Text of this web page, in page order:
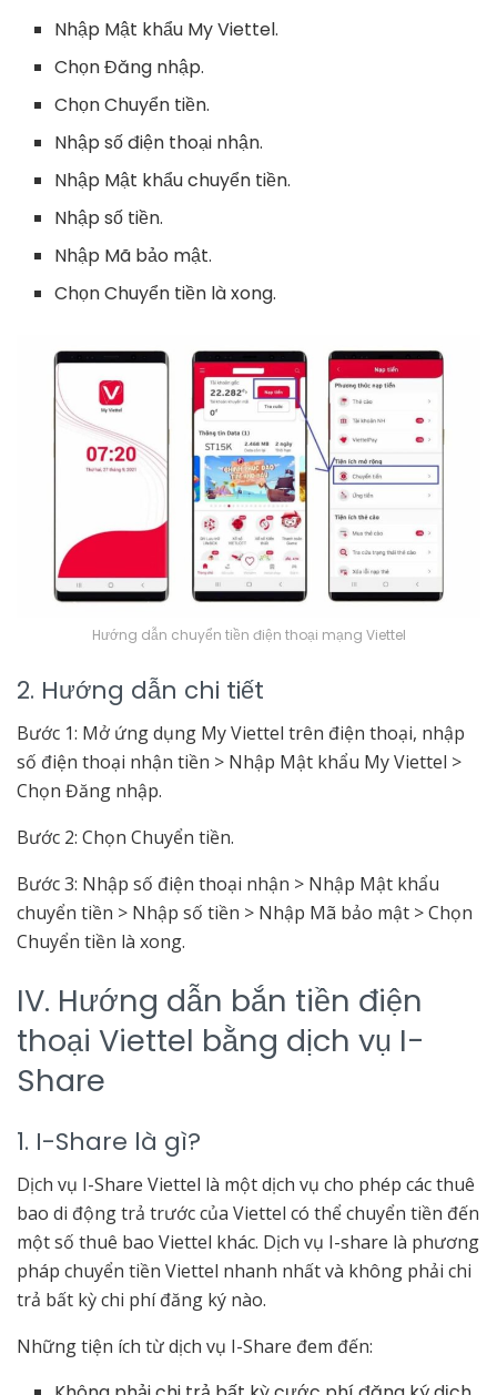
Nhập Mật khẩu My Viettel.
Chọn Đăng nhập.
Chọn Chuyển tiền.
Nhập số điện thoại nhận.
Nhập Mật khẩu chuyển tiền.
Nhập số tiền.
Nhập Mã bảo mật.
Chọn Chuyển tiền là xong.
Hướng dẫn chuyển tiền điện thoại mạng Viettel
2. Hướng dẫn chi tiết
Bước 1: Mở ứng dụng My Viettel trên điện thoại, nhập
số điện thoại nhận tiền > Nhập Mật khẩu My Viettel >
Chọn Đăng nhập.
Bước 2: Chọn Chuyển tiền.
Bước 3: Nhập số điện thoại nhận > Nhập Mật khẩu
chuyển tiền > Nhập số tiền > Nhập Mã bảo mật > Chọn
Chuyển tiền là xong.
IV. Hướng dẫn bắn tiền điện
thoại Viettel bằng dịch vụ I-
Share
1. I-Share là gì?
Dịch vụ I-Share Viettel là một dịch vụ cho phép các thuê
bao di động trả trước của Viettel có thể chuyển tiền đến
một số thuê bao Viettel khác. Dịch vụ I-share là phương
pháp chuyển tiền Viettel nhanh nhất và không phải chi
trả bất kỳ chi phí đăng ký nào.
Những tiện ích từ dịch vụ I-Share đem đến: